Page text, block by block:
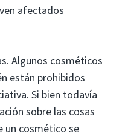
afectados
Algunos cosméticos
están prohibidos
Si bien todavía
sobre las cosas
un cosmético se